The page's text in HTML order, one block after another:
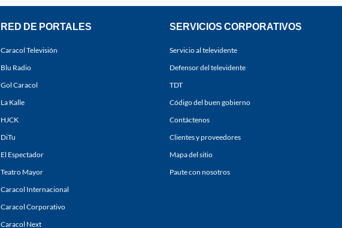
RED DE PORTALES
Caracol Televisión
Blu Radio
Gol Caracol
La Kalle
HJCK
DiTu
El Espectador
Teatro Mayor
Caracol Internacional
Caracol Corporativo
Caracol Next
SERVICIOS CORPORATIVOS
Servicio al televidente
Defensor del televidente
TDT
Código del buen gobierno
Contáctenos
Clientes y proveedores
Mapa del sitio
Paute con nosotros